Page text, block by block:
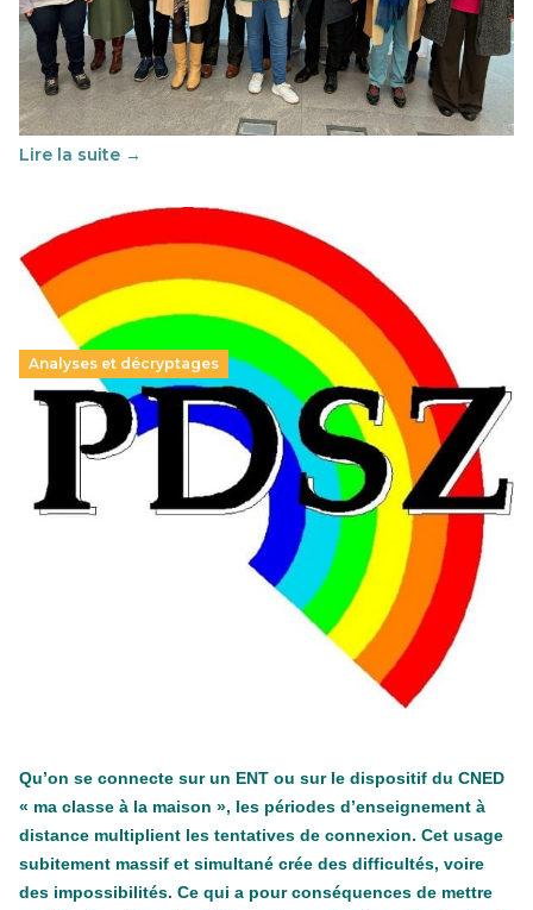
franco-espagnol pour changer d’approche
29 juin 2026-National
Cette année, l'UNSA Éducation a mené un projet Erasmus
soutenu par l'union Européenne et centré sur l'éducation
au vivre-ensemble : quelles différences entre la France…
Lire la suite →
Analyses et décryptages
Hongrie : du changement pour les politiques
éducatives, aussi !
25 juin 2026
En Hongrie, le conservateur Peter Magyar et son parti
Tisza "Respect et liberté" ont remporté une large victoire,
contre le premier ministre sortant, Viktor Orban,…
Qu’on se connecte sur un ENT ou sur le dispositif du CNED
« ma classe à la maison », les périodes d’enseignement à
distance multiplient les tentatives de connexion. Cet usage
subitement massif et simultané crée des difficultés, voire
des impossibilités. Ce qui a pour conséquences de mettre